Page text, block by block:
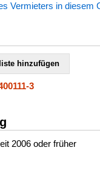
Vermieters in diesem
hinzufügen
3
2006 oder früher